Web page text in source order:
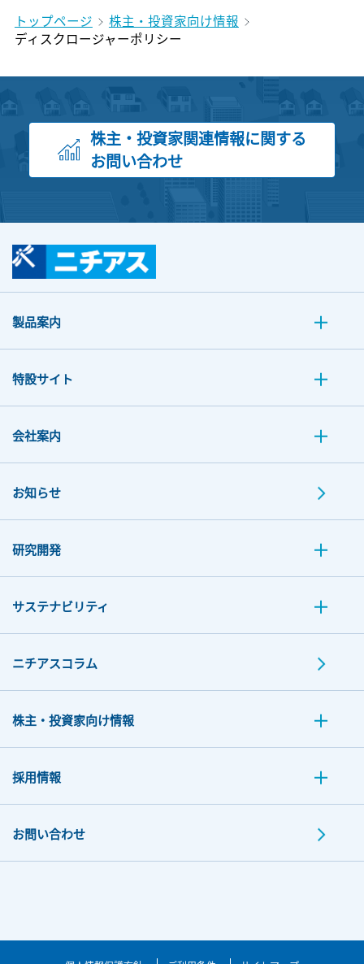
トップページ
株主・投資家向け情報
ディスクロージャーポリシー
株主・投資家関連情報に関する
お問い合わせ
製品案内
特設サイト
会社案内
お知らせ
研究開発
サステナビリティ
ニチアスコラム
株主・投資家向け情報
採用情報
お問い合わせ